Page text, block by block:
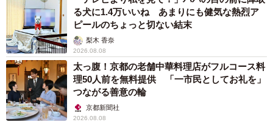
る犬に1.4万いいね あまりにも健気な熱烈ア
ピールのちょっと切ない結末
梨木 香奈
2026.08.08
太っ腹！京都の老舗中華料理店がフルコース料
理50人前を無料提供 「一市民としてお礼を」
つながる善意の輪
京都新聞社
2026.08.08